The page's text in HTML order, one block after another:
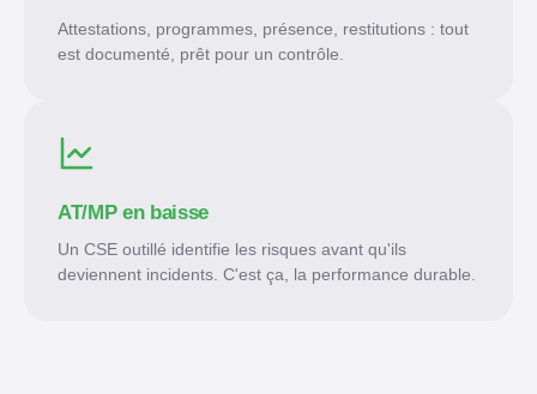
Attestations, programmes, présence, restitutions : tout
est documenté, prêt pour un contrôle.
AT/MP en baisse
Un CSE outillé identifie les risques avant qu'ils
deviennent incidents. C'est ça, la performance durable.